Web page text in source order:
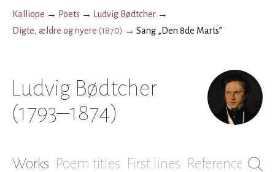
Kalliope → Poets → Ludvig Bødtcher →
Digte, ældre og nyere (1870) → Sang „Den 8de Marts”
Ludvig Bødtcher
(1793–1874)
Works Poem titles First lines References